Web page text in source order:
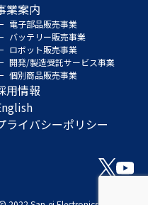
業案内
電子部品販売事業
バッテリー販売事業
ロボット販売事業
開発/製造受託サービス事業
個別商品販売事業
用情報
ライバシーポリシー